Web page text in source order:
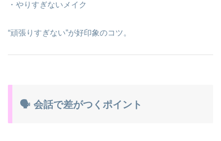
・やりすぎないメイク
“頑張りすぎない”が好印象のコツ。
🗣 会話で差がつくポイント